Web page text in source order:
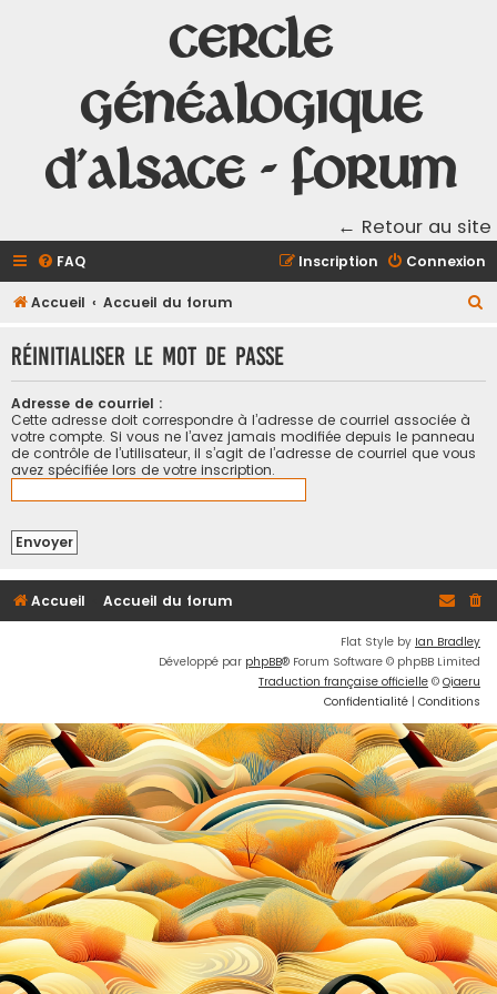
Cercle
Généalogique
d'Alsace - Forum
← Retour au site
FAQ Connexion
Inscription
Accueil Accueil du forum
h
Réinitialiser le mot de passe
Adresse de courriel :
Cette adresse doit correspondre à l’adresse de courriel associée à
votre compte. Si vous ne l’avez jamais modifiée depuis le panneau
de contrôle de l’utilisateur, il s’agit de l’adresse de courriel que vous
avez spécifiée lors de votre inscription.
Accueil Accueil du forum
Flat Style by Ian Bradley
Développé par phpBB® Forum Software © phpBB Limited
Traduction française officielle © Qiaeru
Confidentialité | Conditions